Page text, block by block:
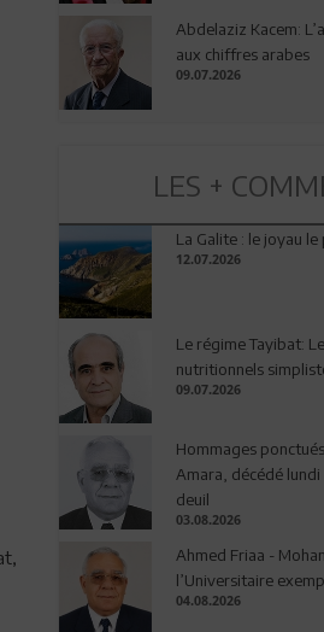
Abdelaziz Kacem:
aux chiffres arabes
09.07.2026
LES +
La Galite : le joyau
12.07.2026
Le régime Tayibat:
nutritionnels
09.07.2026
Hommages
Amara, décédé
deuil
03.08.2026
Ahmed Friaa -
l’Universitaire
04.08.2026